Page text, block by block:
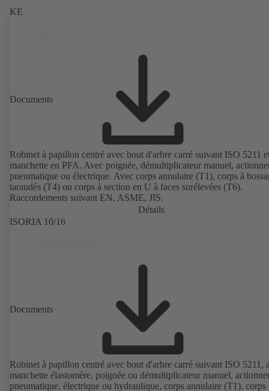
KE
Documents
Robinet à papillon centré avec bout d'arbre carré suivant ISO 5211
manchette en PFA. Avec poignée, démultiplicateur manuel,
pneumatique ou électrique. Avec corps annulaire (T1), corps à
taraudés (T4) ou corps à section en U à faces surélevées (T6).
Raccordements suivant EN, ASME, JIS.
Détails
ISORIA 10/16
Documents
Robinet à papillon centré avec bout d'arbre carré suivant ISO 5211,
manchette élastomère, poignée ou démultiplicateur manuel,
pneumatique, électrique ou hydraulique, corps annulaire (T1), corps